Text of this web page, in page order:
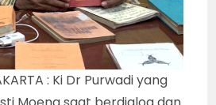
: Ki Dr Purwadi yang